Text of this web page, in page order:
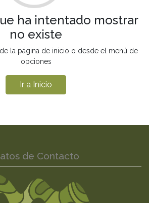
ha intentado mostrar
no existe
la página de inicio o desde el menú de
opciones
Ir a Inicio
de Contacto